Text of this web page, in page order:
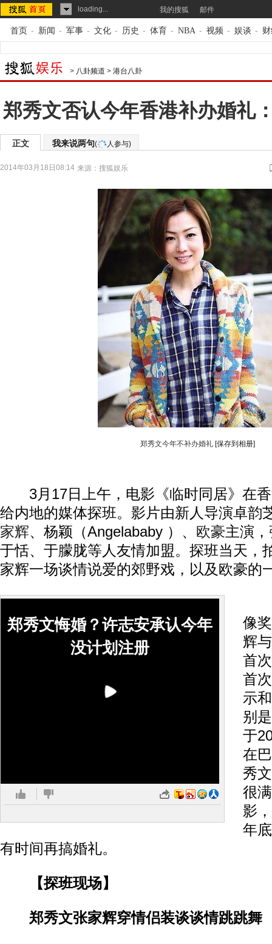
loading... 我的搜狐 邮件
首页 - 新闻 - 军事 - 文化 - 历史 - 体育 - NBA - 视频 - 娱谈 -
> 八卦频道 > 港台八卦
郑秀文否认今年香港补办婚礼
正文 我来说两句( 人参与)
2014年03月18日08:14 来源： 搜狐娱乐
郑秀文今年不补办婚礼 [保存到相册]
3月17日上午，电影《临时同居》在香
给内地的媒体探班。影片由新人导演卓韵
家辉、杨颖（Angelababy ）、 欧豪主演，
于恬、于朦胧等人友情加盟。探班当天，
家辉一场谈情说爱的郊野戏，以及欧豪的
郑秀文悔婚？许志安承认今年
没计划注册
像
辉
首
首
示
别
于
在
秀
很
影
年
有时间再搞婚礼。
【探班现场】
郑秀文张家辉穿情侣装谈谈情跳跳舞